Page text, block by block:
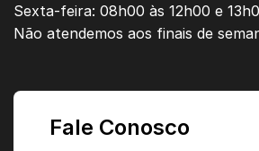
Sexta-feira: 08h00 às 12h00 e
Não atendemos aos finais de
Fale Conosco